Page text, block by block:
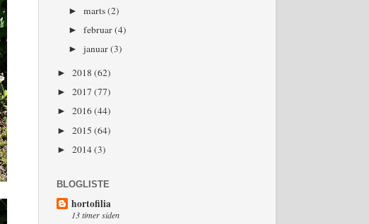
►marts(2)
►februar(4)
►januar(3)
► 2018 (62)
► 2017 (77)
► 2016(44)
► 2015 (64)
► 2014(3)
BLOGLISTE
hortofilia
13 timer siden